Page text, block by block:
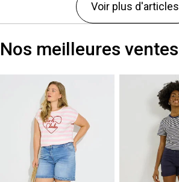
Voir plus d'articles
Nos meilleures ventes